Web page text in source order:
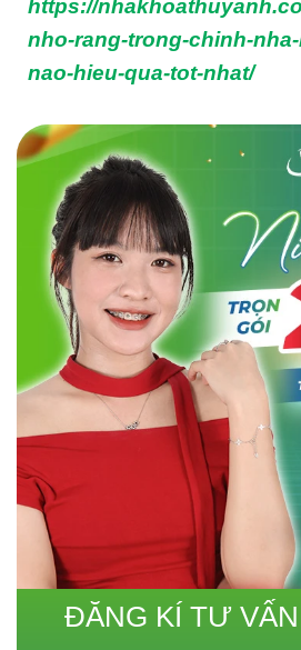
https://
nho-rang-trong-chinh-
nao-hieu-qua-tot-nhat/
ĐĂNG KÍ TƯ